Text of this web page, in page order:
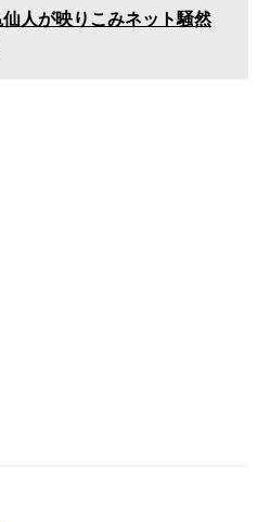
人が映りこみネット騒然